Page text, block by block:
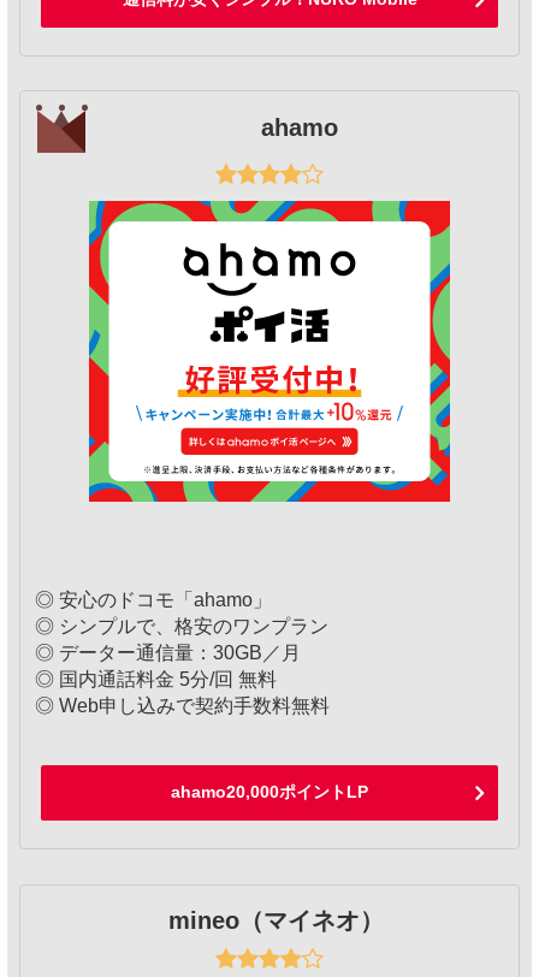
ahamo
◎ 安心のドコモ「ahamo」
◎ シンプルで、格安のワンプラン
◎ データー通信量：30GB／月
◎ 国内通話料金 5分/回 無料
◎ Web申し込みで契約手数料無料
ahamo20,000ポイントLP
mineo（マイネオ）